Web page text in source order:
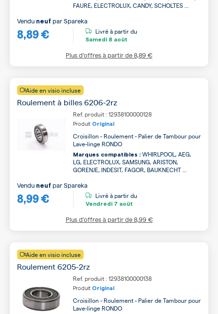
FAURE, ELECTROLUX, CANDY, SCHOLTES ...
8,89 €
Vendu neuf parSpareka
Livré à partir du
Samedi 8 août
Plus d’offres à partir de8,89 €
Aide en visio incluse
Roulement à billes 6206-2rz
Ref. produit : 12938100000128
Produit Original
Croisillon - Roulement - Palier de Tambour pour
Lave-linge RONDO
Marques compatibles : WHIRLPOOL, AEG,
LG, ELECTROLUX, SAMSUNG, ARISTON,
GORENJE, INDESIT, FAGOR, BAUKNECHT ...
8,99 €
Vendu neuf parSpareka
Livré à partir du
Vendredi 7 août
Plus d’offres à partir de8,99 €
Aide en visio incluse
Roulement 6205-2rz
Ref. produit : 12938100000138
Produit Original
Croisillon - Roulement - Palier de Tambour pour
Lave-linge RONDO